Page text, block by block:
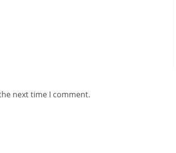
next time I comment.